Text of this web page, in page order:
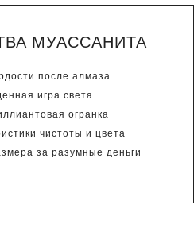
МУАССАНИТА
после алмаза
игра света
огранка
чистоты и цвета
за разумные деньги